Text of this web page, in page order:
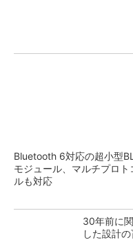
Bluetooth 6対応の超小型
モジュール、マルチプロト
ルも対応
30年前に
した設計